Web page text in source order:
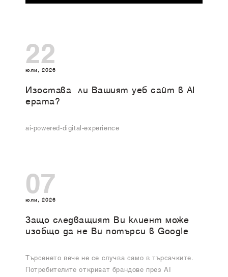
22
юли, 2026
Изоставa ли Вашият уеб сайт в AI
ерата?
ai-powered-digital-experience
07
юли, 2026
Защо следващият Ви клиент може
изобщо да не Ви потърси в Google
Търсенето вече не се случва само в търсачките.
Потребителите откриват брандове през AI